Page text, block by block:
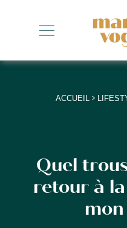
+
+
+
+
ACCUEIL >
Quel
retour à